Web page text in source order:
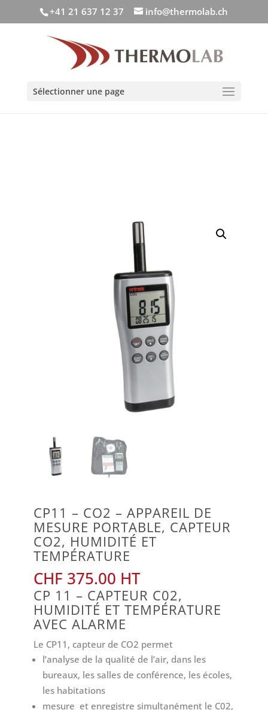
+41 21 637 12 37 info@thermolab.ch
Sélectionner une page
CP11 – CO2 – APPAREIL DE
MESURE PORTABLE, CAPTEUR
CO2, HUMIDITÉ ET
TEMPÉRATURE
CHF 375.00
CP 11 – CAPTEUR C02,
HUMIDITÉ ET TEMPÉRATURE
AVEC ALARME
Le CP11, capteur de CO2 permet
l’analyse de la qualité de l’air, dans les
bureaux, les salles de conférence, les écoles,
les habitations
mesure et enregistre simultanément le C02,